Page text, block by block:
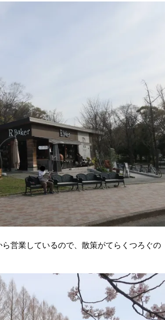
営業しているので、散策がてらくつろぐの